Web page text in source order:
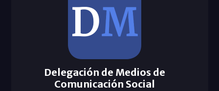
Delegación de Medios de
Comunicación Social